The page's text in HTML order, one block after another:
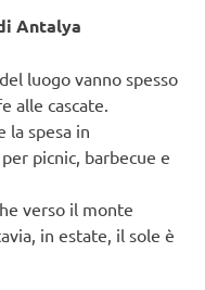
Antalya
luogo vanno spesso
alle cascate.
la spesa in
picnic, barbecue e
verso il monte
in estate, il sole è